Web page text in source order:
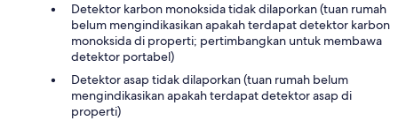
Detektor karbon monoksida tidak dilaporkan (tuan rumah
belum mengindikasikan apakah terdapat detektor karbon
monoksida di properti; pertimbangkan untuk membawa
detektor portabel)
Detektor asap tidak dilaporkan (tuan rumah belum
mengindikasikan apakah terdapat detektor asap di
properti)